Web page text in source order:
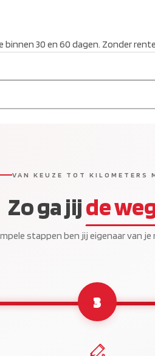
30 en 60 dagen. Zonder
VAN KEUZE TOT KILOMETERS
Zo ga jijde
stappen ben jij eigenaar van je
3